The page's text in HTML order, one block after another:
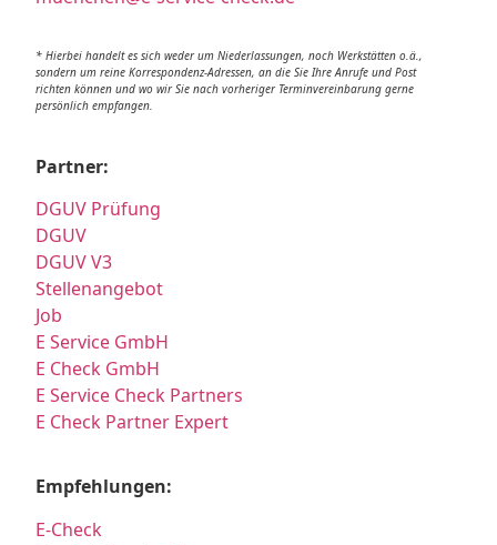
* Hierbei handelt es sich weder um Niederlassungen, noch Werkstätten o.ä.,
sondern um reine Korrespondenz-Adressen, an die Sie Ihre Anrufe und Post
richten können und wo wir Sie nach vorheriger Terminvereinbarung gerne
persönlich empfangen.
Partner:
DGUV Prüfung
DGUV
DGUV V3
Stellenangebot
Job
E Service GmbH
E Check GmbH
E Service Check Partners
E Check Partner Expert
Empfehlungen:
E-Check